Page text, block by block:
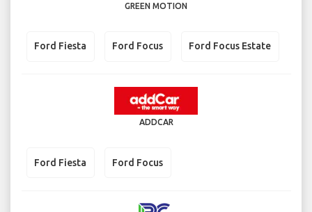
GREEN MOTION
Ford Fiesta Ford Focus Ford Focus Estate
ADDCAR
Ford Fiesta Ford Focus